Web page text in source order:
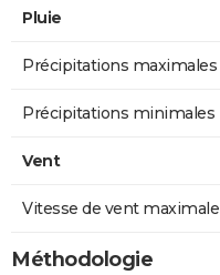
Pluie
Précipitations maximales
Précipitations minimales
Vent
Vitesse de vent maximale
Méthodologie